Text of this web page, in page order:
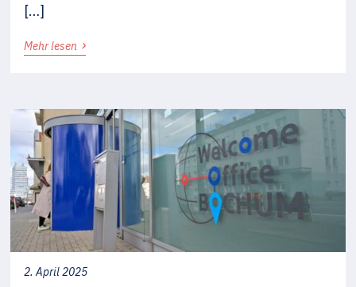
[…]
Mehr lesen ›
2. April 2025